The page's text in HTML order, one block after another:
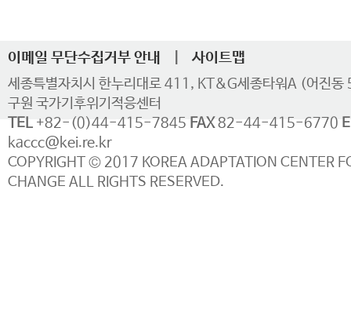
이메일 무단수집거부 안내 사이트맵
세종특별자치시 한누리대로 411, KT&G세종타워A (어진
구원 국가기후위기적응센터
TEL +82-(0)44-415-7845 FAX82-44-415-6770
kaccc@kei.re.kr
COPYRIGHT © 2017 KOREA ADAPTATION CENTER
CHANGE ALL RIGHTS RESERVED.